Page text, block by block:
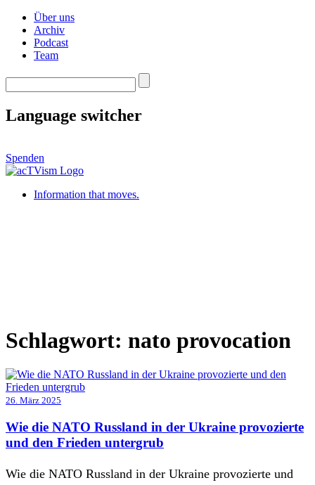
Über uns
Archiv
Podcast
Team
Language switcher
Spenden
Information that moves.
Schlagwort: nato provocation
26. März 2025
Wie die NATO Russland in der Ukraine provozierte
und den Frieden untergrub
Wie die NATO Russland in der Ukraine provozierte und